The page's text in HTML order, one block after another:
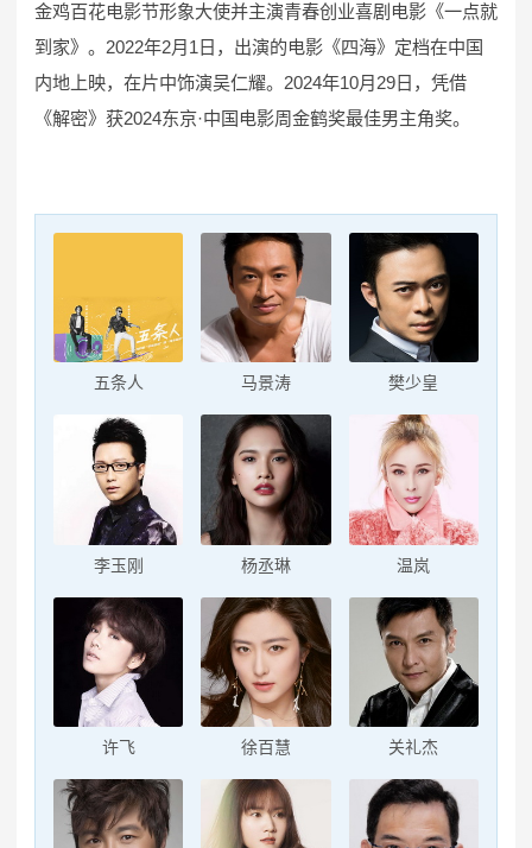
金鸡百花电影节形象大使并主演青春创业喜剧电影《一点就
到家》。2022年2月1日，出演的电影《四海》定档在中国
内地上映，在片中饰演吴仁耀。2024年10月29日，凭借
《解密》获2024东京·中国电影周金鹤奖最佳男主角奖。
五条人 马景涛 樊少皇
李玉刚 杨丞琳 温岚
许飞 徐百慧 关礼杰